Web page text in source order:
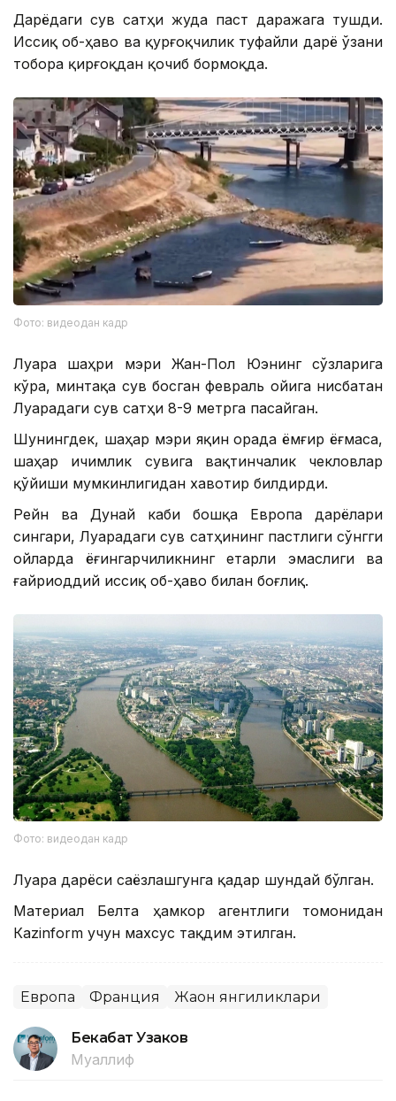
Дарёдаги сув сатҳи жуда паст даражага тушди.
Иссиқ об-ҳаво ва қурғоқчилик туфайли дарё ўзани
тобора қирғоқдан қочиб бормоқда.
Фото: видеодан кадр
Луара шаҳри мэри Жан-Пол Юэнинг сўзларига
кўра, минтақа сув босган февраль ойига нисбатан
Луарадаги сув сатҳи 8-9 метрга пасайган.
Шунингдек, шаҳар мэри яқин орада ёмғир ёғмаса,
шаҳар ичимлик сувига вақтинчалик чекловлар
қўйиши мумкинлигидан хавотир билдирди.
Рейн ва Дунай каби бошқа Европа дарёлари
сингари, Луарадаги сув сатҳининг пастлиги сўнгги
ойларда ёғингарчиликнинг етарли эмаслиги ва
ғайриоддий иссиқ об-ҳаво билан боғлиқ.
Фото: видеодан кадр
Луара дарёси саёзлашгунга қадар шундай бўлган.
Материал Белта ҳамкор агентлиги томонидан
Кazinform учун махсус тақдим этилган.
Европа Франция Жаҳон янгиликлари
Бекабат Узаков
Муаллиф